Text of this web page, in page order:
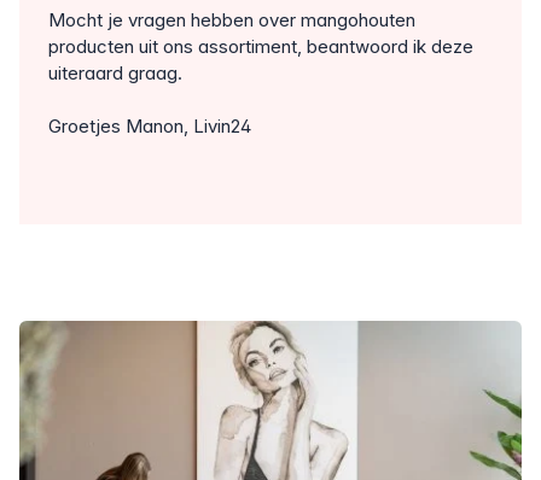
Mocht je vragen hebben over mangohouten
producten uit ons assortiment, beantwoord ik deze
uiteraard graag.
Groetjes Manon, Livin24